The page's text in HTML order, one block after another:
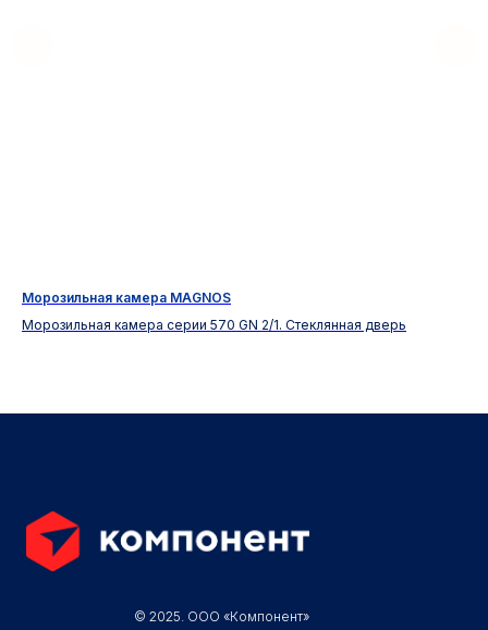
Морозильная камера MAGNOS
Морозильная камера серии 570 GN 2/1. Стеклянная дверь
© 2025. ООО «Компонент»